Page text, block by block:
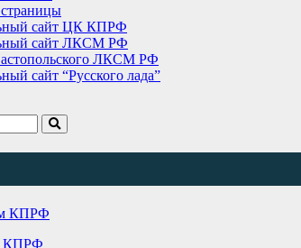
сайт ЦК КПРФ
сайт ЛКСМ РФ
ЛКСМ РФ
сайт “Русского лада”
КПРФ
КПРФ